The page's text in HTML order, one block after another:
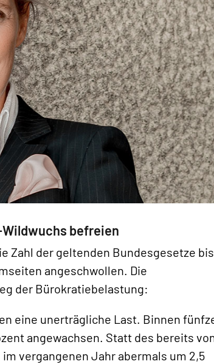
befreien
Zahl der geltenden Bundesgesetze bis
angeschwollen. Die
der Bürokratiebelastung:
eine unerträgliche Last. Binnen
angewachsen. Statt des bereits
vergangenen Jahr abermals um 2,5